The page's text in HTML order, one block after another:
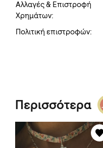
Αλλαγές & Επιστροφή
Χρημάτων:
Πολιτική επιστροφών:
Περισσότερα